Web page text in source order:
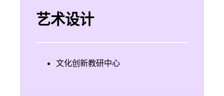
艺术设计
文化创新教研中心